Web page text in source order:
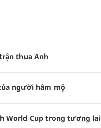
thua Anh
người hâm mộ
World Cup trong tương lai